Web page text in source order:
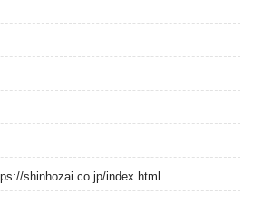
shinhozai.co.jp/index.html